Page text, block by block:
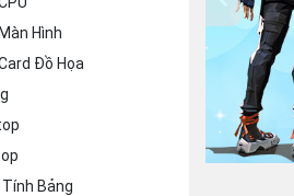
Hình
Đồ Họa
Tính Bảng